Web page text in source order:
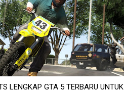
LENGKAP GTA 5 TERBARU UNTUK